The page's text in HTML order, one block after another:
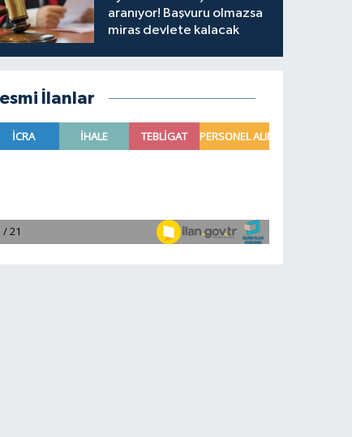
aranıyor! Başvuru olmazsa
miras devlete kalacak
İlanlar